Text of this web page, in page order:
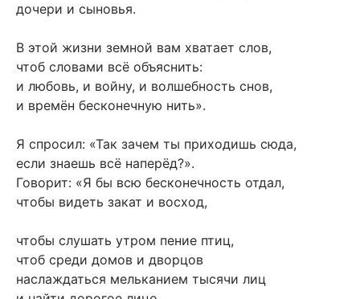
дочери и сыновья.
В этой жизни земной вам хватает слов,
чтоб словами всё объяснить:
и любовь, и войну, и волшебность снов,
и времён бесконечную нить».
Я спросил: «Так зачем ты приходишь сюда,
если знаешь всё наперёд?».
Говорит: «Я бы всю бесконечность отдал,
чтобы видеть закат и восход,
чтобы слушать утром пение птиц,
чтоб среди домов и дворцов
наслаждаться мельканием тысячи лиц